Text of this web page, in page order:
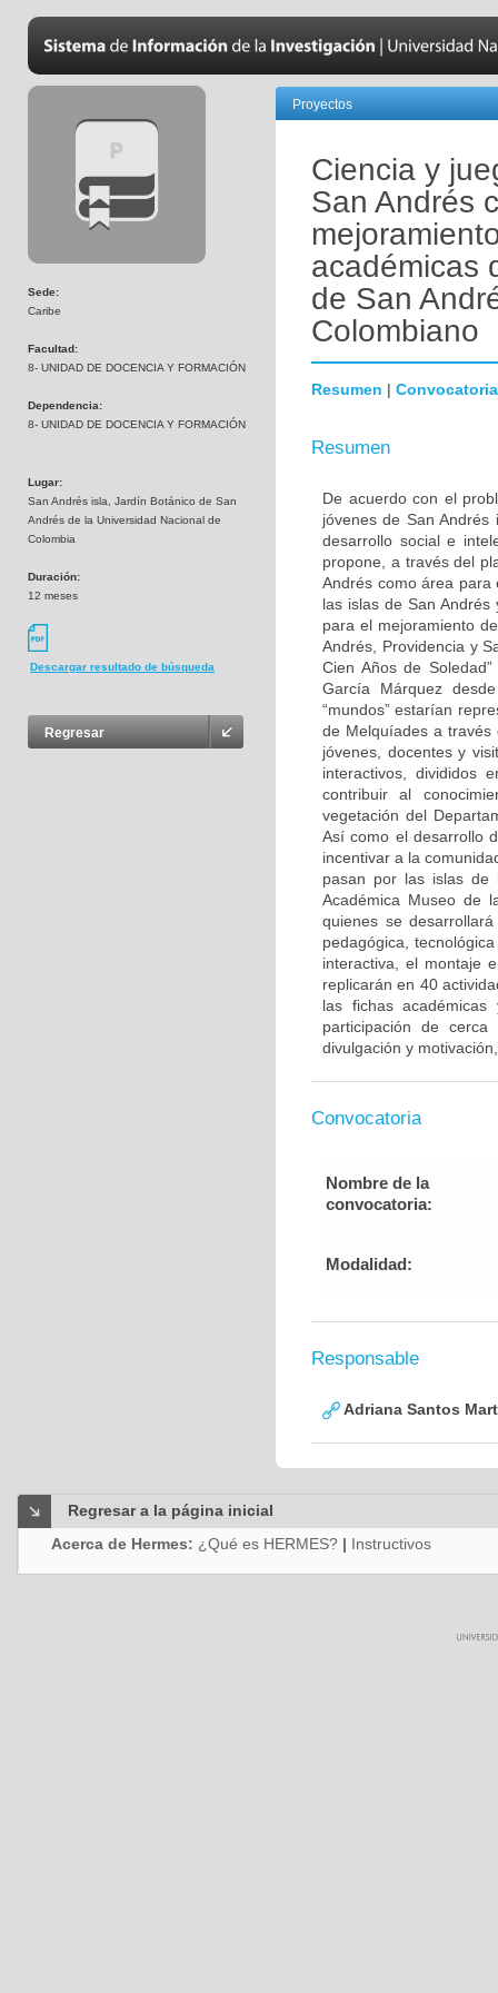
Sede:
Caribe
Facultad:
8- UNIDAD DE DOCENCIA Y FORMACIÓN
Dependencia:
8- UNIDAD DE DOCENCIA Y FORMACIÓN
Lugar:
San Andrés isla, Jardín Botánico de San
Andrés de la Universidad Nacional de
Colombia
Duración:
12 meses
Descargar resultado de búsqueda
Regresar
Proyectos
Ciencia y
San Andrés
académicas
de San
Colombiano
Resumen | Convocatoria
Resumen
De acuerdo con el
jóvenes de San
desarrollo social e
propone, a través del
Andrés como área para
las islas de San
para el mejoramiento
Andrés, Providencia y
Cien Años de
García Márquez
“mundos” estarían
de Melquíades a través
jóvenes, docentes y
interactivos, divididos
contribuir al
vegetación del
Así como el desarrollo
incentivar a la
pasan por las islas
Académica Museo de
quienes se
pedagógica,
interactiva, el montaje
replicarán en 40
las fichas
participación de
divulgación y
Convocatoria
Nombre de la
convocatoria:
Modalidad:
Responsable
Adriana Santos
Regresar a la página inicial
Acerca de Hermes: ¿Qué es HERMES? | Instructivos